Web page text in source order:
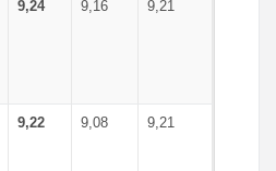
9,24 9,16 9,21
9,22 9,08 9,21